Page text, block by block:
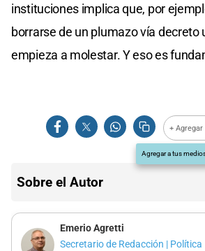
instituciones implica que, por
borrarse de un plumazo vía decreto
empieza a molestar. Y eso es
+
Agregar a tus
Sobre el Autor
Emerio Agretti
Secretario de Redacción | Política